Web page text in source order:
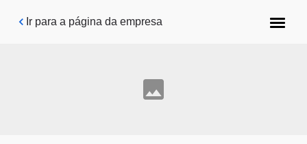
Pular para o conteúdo principal
Ir para a página da empresa